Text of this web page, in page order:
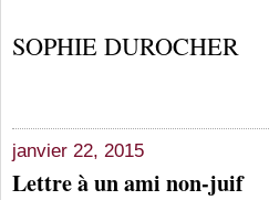
SOPHIE DUROCHER
janvier 22, 2015
Lettre à un ami non-juif